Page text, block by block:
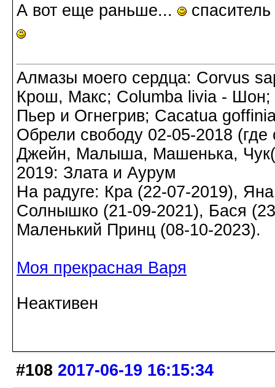
А вот еще раньше...
Алмазы моего сердца: Corvus
Крош, Макс; Columba livia -
Пьер и Огнегрив; Cacatua
Обрели свободу 02-05-2018
Джейн, Малыша, Машенька,
2019: Злата и Аурум
На радуге: Кра (22-07-2019),
Солнышко (21-09-2021), Бася
Маленький Принц (08-10-2023).
Моя прекрасная Варя
Неактивен
#108 2017-06-19 16:15:34